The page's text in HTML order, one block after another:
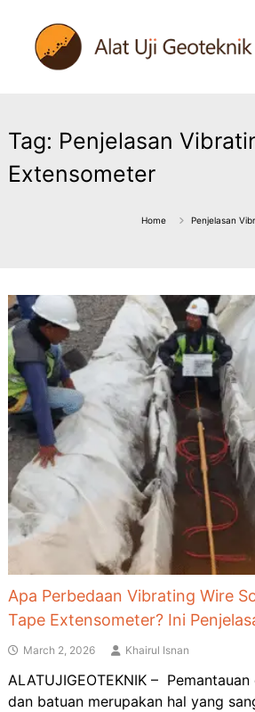
content
ALATUJIGEOTEKNIK.COM
DISTRIBUTOR
INSTRUMENT
Tag: Penjelasan
Extensometer
Home Penjelasan
Apa Perbedaan Vibrating Wire
Tape Extensometer? Ini
March 2, 2026 Khairul Isnan
ALATUJIGEOTEKNIK –
dan batuan merupakan hal yang